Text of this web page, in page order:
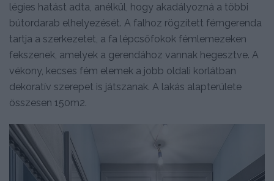
légies hatást adta, anélkül, hogy akadályozná a többi
bútordarab elhelyezését. A falhoz rögzített fémgerenda
tartja a szerkezetet, a fa lépcsőfokok fémlemezeken
fekszenek, amelyek a gerendához vannak hegesztve. A
vékony, kecses fém elemek a jobb oldali korlátban
dekoratív szerepet is játszanak. A lakás alapterülete
összesen 150m2.